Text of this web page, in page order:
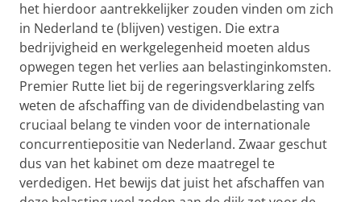
het hierdoor aantrekkelijker zouden vinden om zich
in Nederland te (blijven) vestigen. Die extra
bedrijvigheid en werkgelegenheid moeten aldus
opwegen tegen het verlies aan belastinginkomsten.
Premier Rutte liet bij de regeringsverklaring zelfs
weten de afschaffing van de dividendbelasting van
cruciaal belang te vinden voor de internationale
concurrentiepositie van Nederland. Zwaar geschut
dus van het kabinet om deze maatregel te
verdedigen. Het bewijs dat juist het afschaffen van